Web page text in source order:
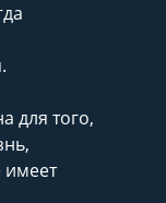
для того,
имеет